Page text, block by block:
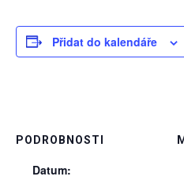
Přidat do kalendáře
PODROBNOSTI
Datum: